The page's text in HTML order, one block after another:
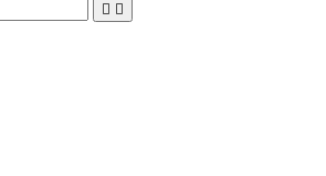
 